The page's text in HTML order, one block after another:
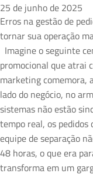
25 de junho de 2025
Erros na gestão de
tornar sua operação
Imagine o seguinte
promocional que atrai
marketing comemora,
lado do negócio, no
sistemas não estão
tempo real, os pedidos
equipe de separação
48 horas, o que era
transforma em um